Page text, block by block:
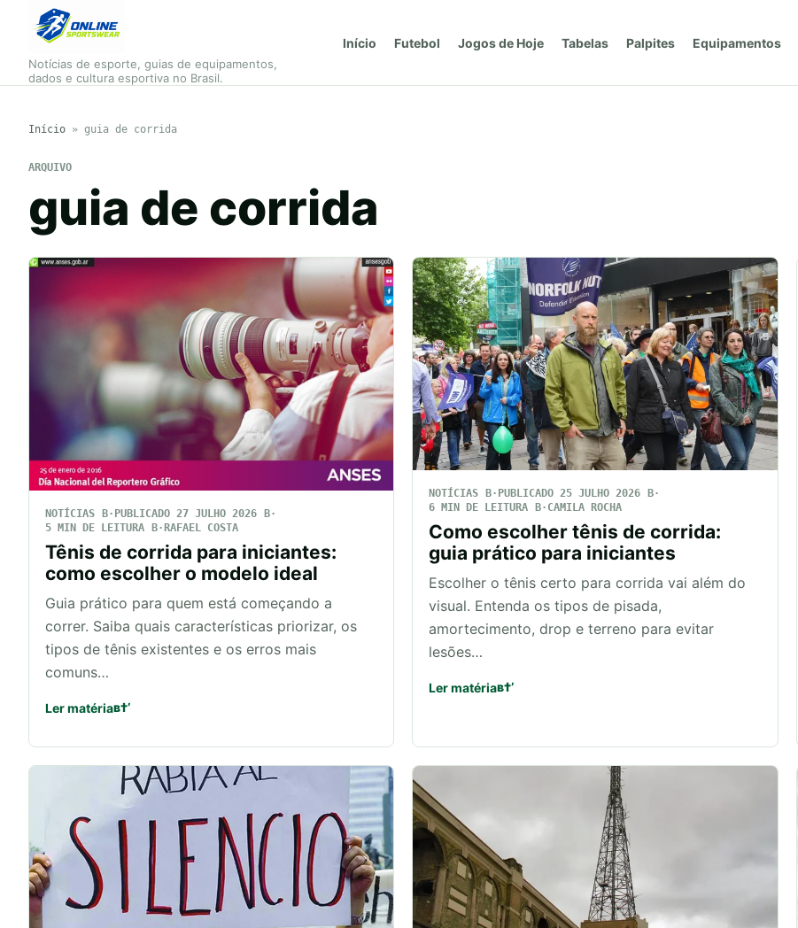
Notícias de esporte, guias de equipamentos,
dados e cultura esportiva no Brasil.
Início Futebol Jogos de Hoje Tabelas Palpites Equipamentos
Início » guia de corrida
ARQUIVO
guia de corrida
NOTÍCIAS
PUBLICADO 27 JULHO 2026
5 MIN DE LEITURA
RAFAEL COSTA
Tênis de corrida para iniciantes:
como escolher o modelo ideal
Guia prático para quem está começando a
correr. Saiba quais características priorizar, os
tipos de tênis existentes e os erros mais
comuns…
Ler matéria
NOTÍCIAS
PUBLICADO 25 JULHO 2026
6 MIN DE LEITURA
CAMILA ROCHA
Como escolher tênis de corrida:
guia prático para iniciantes
Escolher o tênis certo para corrida vai além do
visual. Entenda os tipos de pisada,
amortecimento, drop e terreno para evitar
lesões…
Ler matéria